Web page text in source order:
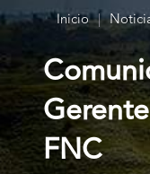
Inicio |
FNC